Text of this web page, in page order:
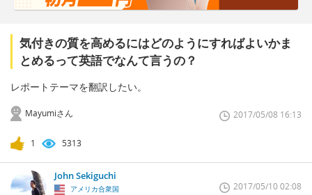
気付きの質を高めるにはどのようにすればよいかま
とめるって英語でなんて言うの？
レポートテーマを翻訳したい。
Mayumiさん 2017/05/08 16:13
1 5313
John Sekiguchi
アメリカ合衆国 2017/05/10 02:08